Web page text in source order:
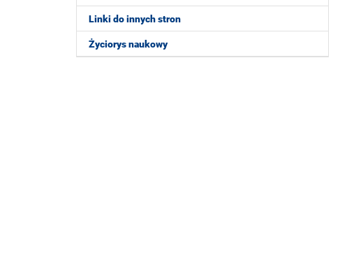
Linki do innych stron
Życiorys naukowy